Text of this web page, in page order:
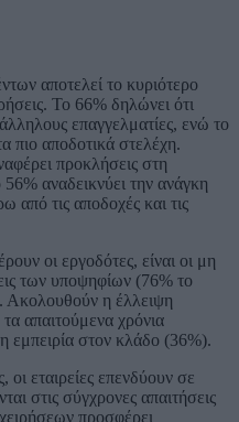
αποτελεί το κυριότερο
Το 66% δηλώνει ότι
επαγγελματίες, ενώ το
πιο αποδοτικά στελέχη.
προκλήσεις στη
αναδεικνύει την ανάγκη
από τις αποδοχές και τις
οι εργοδότες, είναι οι μη
των υποψηφίων (76% το
Ακολουθούν η έλλειψη
απαιτούμενα χρόνια
εμπειρία στον κλάδο (36%).
οι εταιρείες επενδύουν σε
στις σύγχρονες απαιτήσεις
προσφέρει